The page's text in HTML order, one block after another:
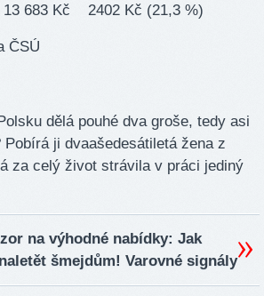
683 Kč 2402 Kč (21,3 %)
ČSÚ
dělá pouhé dva groše, tedy asi
Pobírá ji dvaašedesátiletá žena z
za celý život strávila v práci jediný
na výhodné nabídky: Jak
šmejdům! Varovné signály